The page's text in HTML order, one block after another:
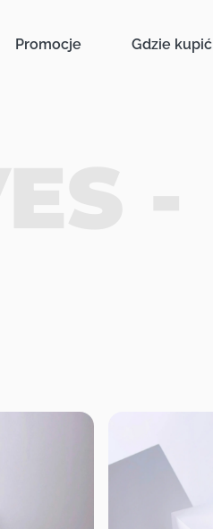
Promocje Gdzie kupić